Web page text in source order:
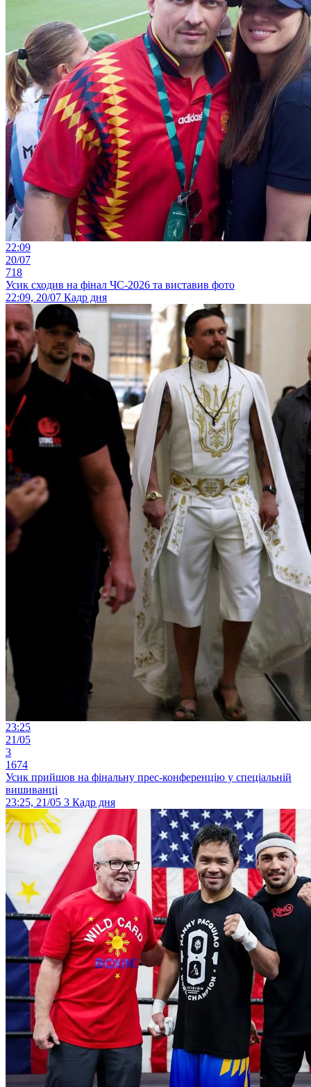
22:09
20/07
718
Усик сходив на фінал ЧС-2026 та виставив фото
22:09, 20/07 Кадр дня
23:25
21/05
3
1674
Усик прийшов на фінальну прес-конференцію у спеціальній
вишиванці
23:25, 21/05 3 Кадр дня